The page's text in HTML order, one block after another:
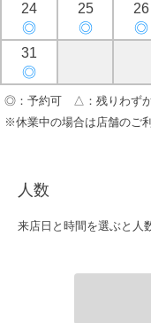
24
◎
25
◎
26
◎
31
◎
◎：予約可 △：残りわず
※休業中の場合は店舗のご
人数
来店日と時間を選ぶと人